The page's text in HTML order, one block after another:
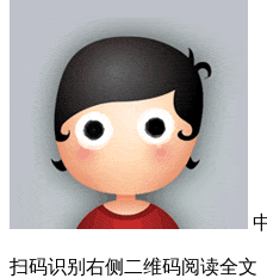
扫码识别右侧二维码阅读全文